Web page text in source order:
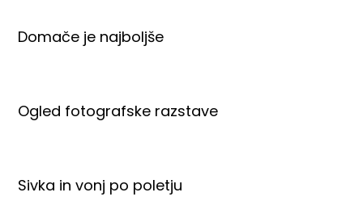
Domače je najboljše
Ogled fotografske razstave
Sivka in vonj po poletju